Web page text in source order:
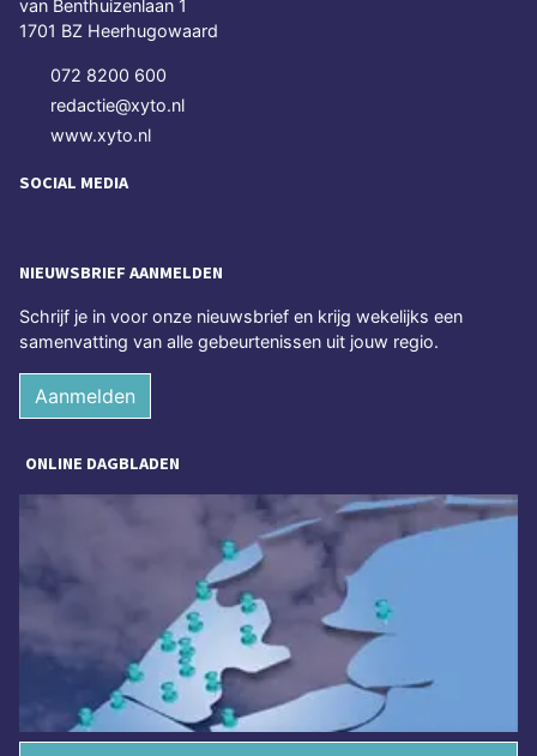
van Benthuizenlaan 1
1701 BZ Heerhugowaard
072 8200 600
redactie@xyto.nl
www.xyto.nl
SOCIAL MEDIA
NIEUWSBRIEF AANMELDEN
Schrijf je in voor onze nieuwsbrief en krijg wekelijks een
samenvatting van alle gebeurtenissen uit jouw regio.
Aanmelden
ONLINE DAGBLADEN